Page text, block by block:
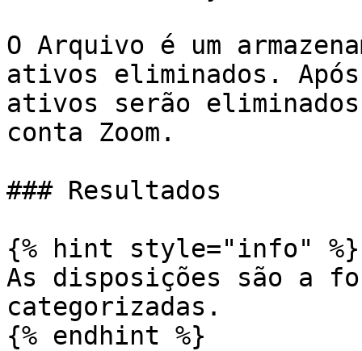
O Arquivo é um
ativos eliminados.
ativos serão eliminados
conta Zoom.
### Resultados
{% hint style="info" %}
As disposições são a
categorizadas.
{% endhint %}